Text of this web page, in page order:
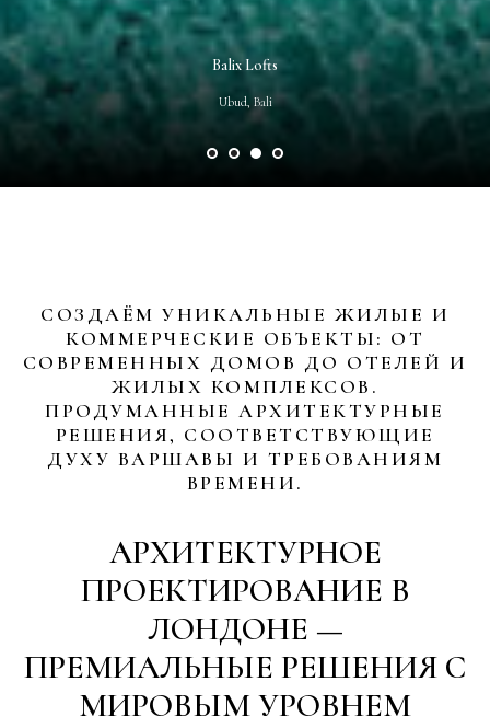
Aquamarine
Cemagi, Bali
СОЗДАЁМ УНИКАЛЬНЫЕ ЖИЛЫЕ И
КОММЕРЧЕСКИЕ ОБЪЕКТЫ: ОТ
СОВРЕМЕННЫХ ДОМОВ ДО ОТЕЛЕЙ И
ЖИЛЫХ КОМПЛЕКСОВ.
ПРОДУМАННЫЕ АРХИТЕКТУРНЫЕ
РЕШЕНИЯ, СООТВЕТСТВУЮЩИЕ
ДУХУ ВАРШАВЫ И ТРЕБОВАНИЯМ
ВРЕМЕНИ.
АРХИТЕКТУРНОЕ
ПРОЕКТИРОВАНИЕ В
ЛОНДОНЕ —
ПРЕМИАЛЬНЫЕ РЕШЕНИЯ С
МИРОВЫМ УРОВНЕМ